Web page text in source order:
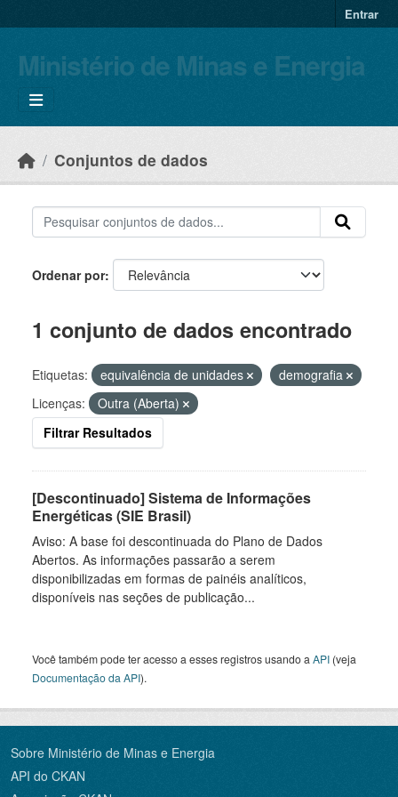
Entrar
Ministério de Minas e Energia
Conjuntos de dados
Ordenar por
1 conjunto de dados encontrado
Etiquetas: equivalência de unidades
demografia
Licenças:
Outra (Aberta)
Filtrar Resultados
[Descontinuado] Sistema de Informações
Energéticas (SIE Brasil)
Aviso: A base foi descontinuada do Plano de Dados
Abertos. As informações passarão a serem
disponibilizadas em formas de painéis analíticos,
disponíveis nas seções de publicação...
Você também pode ter acesso a esses registros usando a API (veja
Documentação da API).
Sobre Ministério de Minas e Energia
API do CKAN